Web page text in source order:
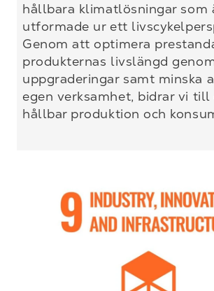
hållbara klimatlösningar som
utformade ur ett
Genom att optimera
produkternas livslängd
uppgraderingar samt minska
egen verksamhet, bidrar vi till
hållbar produktion och